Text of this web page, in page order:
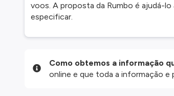
voos. A proposta da Rumbo é ajudá-
especificar.
Como obtemos a informação
online e que toda a informação